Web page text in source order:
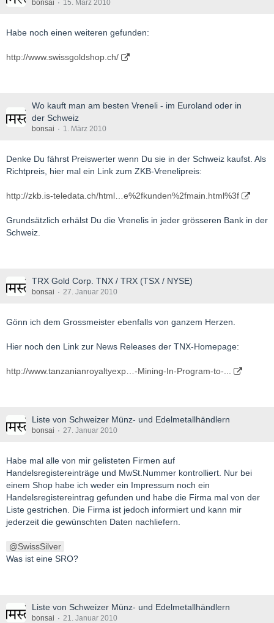
bonsai 15. März 2010
Habe noch einen weiteren gefunden:
http://www.swissgoldshop.ch/
Wo kauft man am besten Vreneli - im Euroland oder in
der Schweiz
bonsai 1. März 2010
Denke Du fährst Preiswerter wenn Du sie in der Schweiz kaufst. Als
Richtpreis, hier mal ein Link zum ZKB-Vrenelipreis:
http://zkb.is-teledata.ch/html…e%2fkunden%2fmain.html%3f
Grundsätzlich erhälst Du die Vrenelis in jeder grösseren Bank in der
Schweiz.
TRX Gold Corp. TNX / TRX (TSX / NYSE)
bonsai 27. Januar 2010
Gönn ich dem Grossmeister ebenfalls von ganzem Herzen.
Hier noch den Link zur News Releases der TNX-Homepage:
http://www.tanzanianroyaltyexp…-Mining-In-Program-to-...
Liste von Schweizer Münz- und Edelmetallhändlern
bonsai 27. Januar 2010
Habe mal alle von mir gelisteten Firmen auf
Handelsregistereinträge und MwSt.Nummer kontrolliert. Nur bei
einem Shop habe ich weder ein Impressum noch ein
Handelsregistereintrag gefunden und habe die Firma mal von der
Liste gestrichen. Die Firma ist jedoch informiert und kann mir
jederzeit die gewünschten Daten nachliefern.
SwissSilver
Was ist eine SRO?
Liste von Schweizer Münz- und Edelmetallhändlern
bonsai 21. Januar 2010